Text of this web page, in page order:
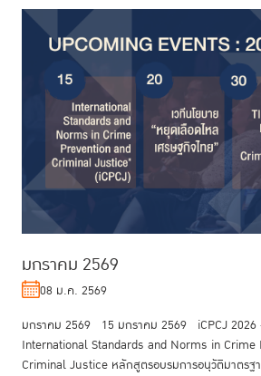
มกราคม 2569
08 ม.ค. 2569
มกราคม 2569 15 มกราคม 2569 iCPCJ 2026
International Standards and Norms in Crime
Criminal Justice หลักสูตรอบรมการอนุวัติมาตรฐา